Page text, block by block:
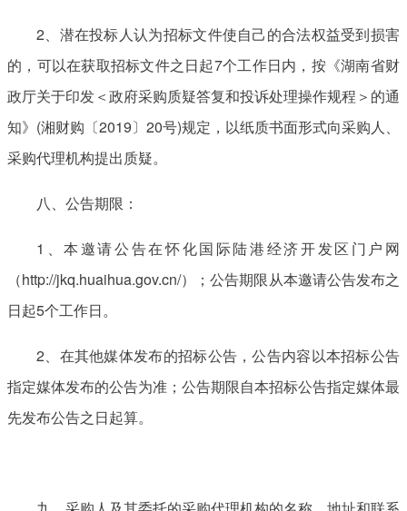
2、潜在投标人认为招标文件使自己的合法权益受到损害
的，可以在获取招标文件之日起7个工作日内，按《湖南省财
政厅关于印发＜政府采购质疑答复和投诉处理操作规程＞的通
知》(湘财购〔2019〕20号)规定，以纸质书面形式向采购人、
采购代理机构提出质疑。
八、公告期限：
1、本邀请公告在怀化国际陆港经济开发区门户网
（http://jkq.huaihua.gov.cn/）；公告期限从本邀请公告发布之
日起5个工作日。
2、在其他媒体发布的招标公告，公告内容以本招标公告
指定媒体发布的公告为准；公告期限自本招标公告指定媒体最
先发布公告之日起算。